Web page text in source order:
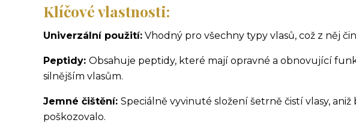
Klíčové vlastnosti:
Univerzální použití: Vhodný pro všechny typy vlasů, což z něj
Peptidy: Obsahuje peptidy, které mají opravné a obnovující
silnějším vlasům.
Jemné čištění: Speciálně vyvinuté složení šetrně čistí vlasy,
poškozovalo.